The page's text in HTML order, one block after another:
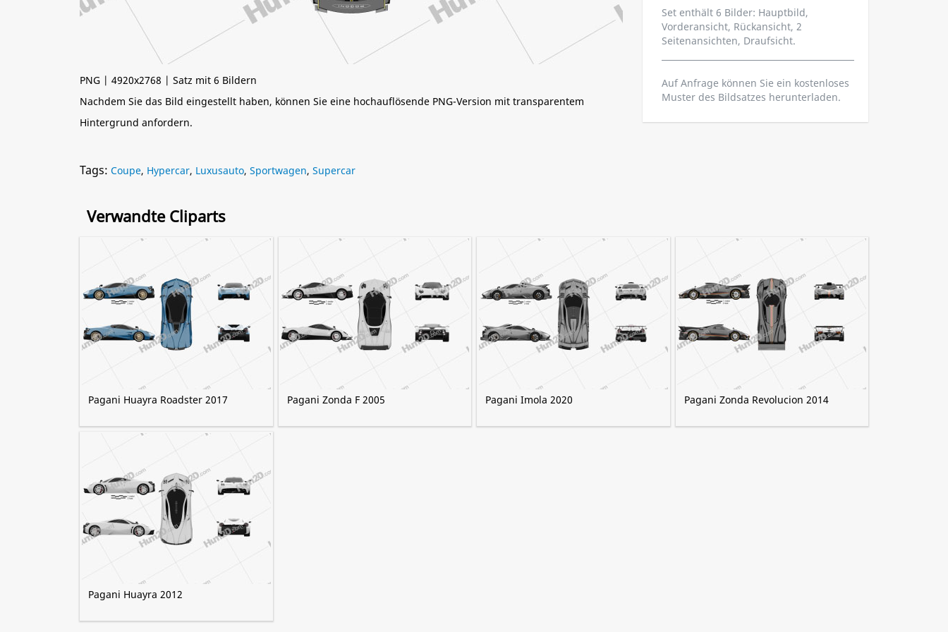
PNG | 4920x2768 | Satz mit 6 Bildern
Nachdem Sie das Bild eingestellt haben, können Sie eine hochauflösende PNG-Version mit transparentem
Hintergrund anfordern.
Set enthält 6 Bilder: Hauptbild,
Vorderansicht, Rückansicht, 2
Seitenansichten, Draufsicht.
Auf Anfrage können Sie ein kostenloses
Muster des Bildsatzes herunterladen.
Tags: Coupe, Hypercar, Luxusauto, Sportwagen, Supercar
Verwandte Cliparts
Pagani Huayra Roadster 2017 Pagani Zonda F 2005 Pagani Imola 2020 Pagani Zonda Revolucion 2014
Pagani Huayra 2012